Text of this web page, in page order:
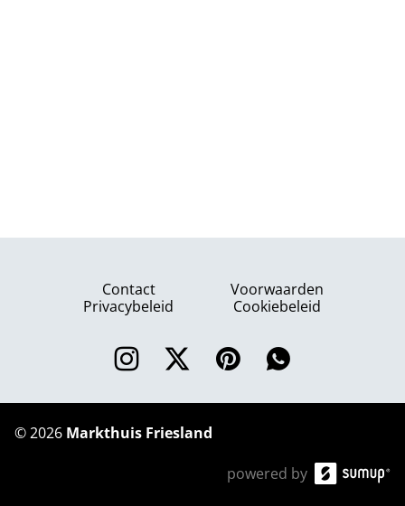
Contact
Voorwaarden
Privacybeleid
Cookiebeleid
©2026 Markthuis Friesland
powered by